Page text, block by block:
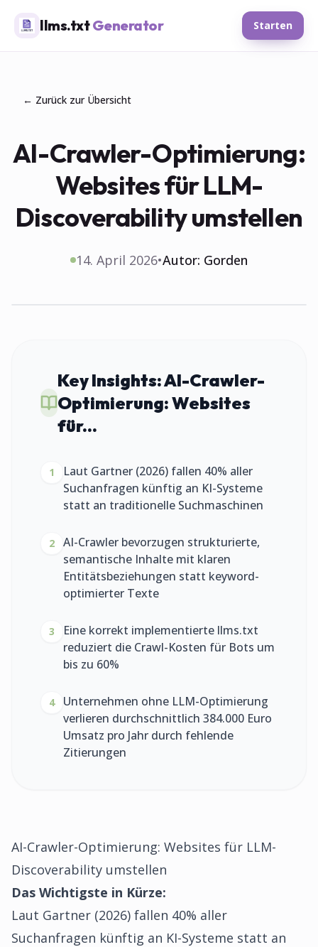
llms.txtGenerator Starten
← Zurück zur Übersicht
AI-Crawler-Optimierung:
Websites für LLM-
Discoverability umstellen
14. April 2026•Autor: Gorden
Key Insights:AI-Crawler-
Optimierung: Websites
für...
1
Laut Gartner (2026) fallen 40% aller
Suchanfragen künftig an KI-Systeme
statt an traditionelle Suchmaschinen
2
AI-Crawler bevorzugen strukturierte,
semantische Inhalte mit klaren
Entitätsbeziehungen statt keyword-
optimierter Texte
3
Eine korrekt implementierte llms.txt
reduziert die Crawl-Kosten für Bots um
bis zu 60%
4
Unternehmen ohne LLM-Optimierung
verlieren durchschnittlich 384.000 Euro
Umsatz pro Jahr durch fehlende
Zitierungen
AI-Crawler-Optimierung: Websites für LLM-
Discoverability umstellen
Das Wichtigste in Kürze:
Laut Gartner (2026) fallen 40% aller
Suchanfragen künftig an KI-Systeme statt an